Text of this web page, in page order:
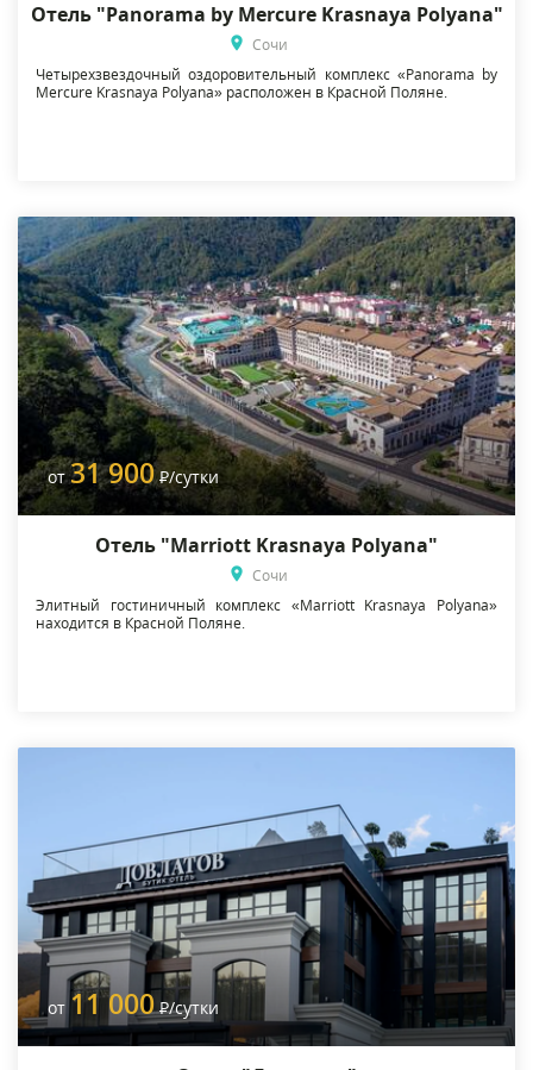
Отель "Panorama by Mercure Krasnaya Polyana"
Сочи
Четырехзвездочный оздоровительный комплекс «Panorama by
Mercure Krasnaya Polyana» расположен в Красной Поляне.
от31 900 Р/сутки
Отель "Marriott Krasnaya Polyana"
Сочи
Элитный гостиничный комплекс «Marriott Krasnaya Polyana»
находится в Красной Поляне.
от 11 000 Р/сутки